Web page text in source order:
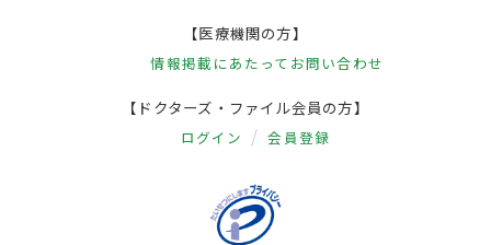
【医療機関の方】
情報掲載にあたって お問い合わせ
【ドクターズ・ファイル会員の方】
ログイン 会員登録